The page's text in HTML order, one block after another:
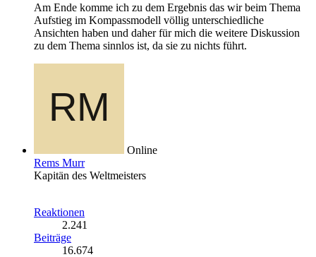
Am Ende komme ich zu dem Ergebnis das wir beim Thema
Aufstieg im Kompassmodell völlig unterschiedliche
Ansichten haben und daher für mich die weitere Diskussion
zu dem Thema sinnlos ist, da sie zu nichts führt.
Online
Rems Murr
Kapitän des Weltmeisters
Reaktionen
2.241
Beiträge
16.674